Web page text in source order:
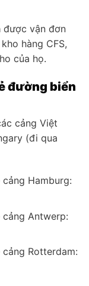
được vận đơn
hàng CFS,
của họ.
đường biển
cảng Việt
(đi qua
Hamburg:
Antwerp:
Rotterdam: